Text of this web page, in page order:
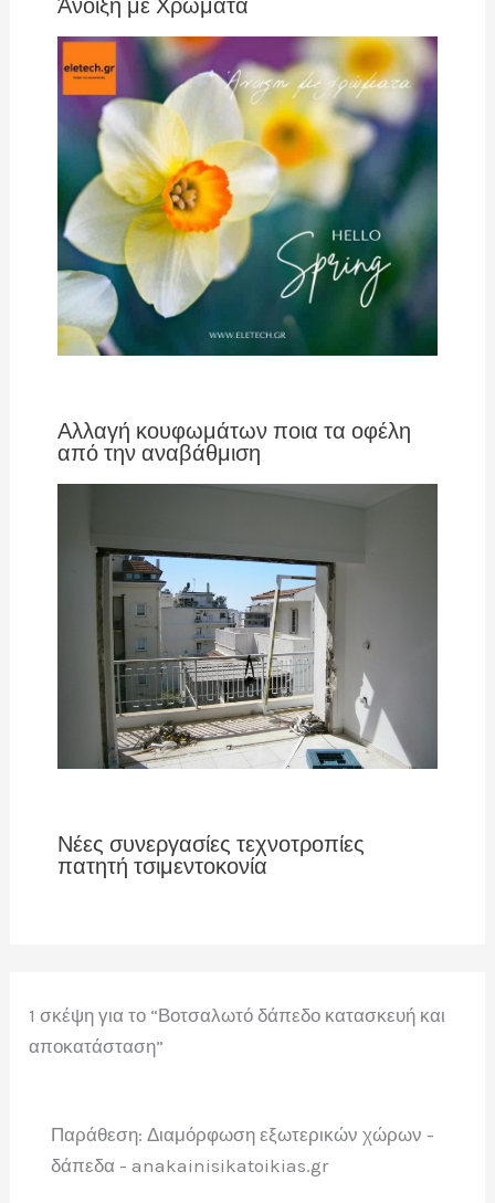
Άνοιξη με Χρώματα
Αλλαγή κουφωμάτων ποια τα οφέλη
από την αναβάθμιση
Νέες συνεργασίες τεχνοτροπίες
πατητή τσιμεντοκονία
1 σκέψη για το “Βοτσαλωτό δάπεδο κατασκευή και
αποκατάσταση”
Παράθεση: Διαμόρφωση εξωτερικών χώρων -
δάπεδα - anakainisikatoikias.gr